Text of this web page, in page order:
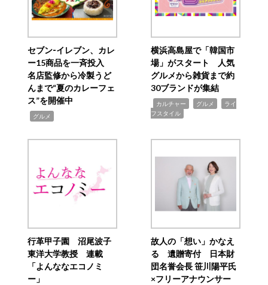
セブン‐イレブン、カレ
ー15商品を一斉投入
名店監修から冷製うど
んまで“夏のカレーフェ
ス”を開催中
グルメ
横浜高島屋で「韓国市
場」がスタート 人気
グルメから雑貨まで約
30ブランドが集結
カルチャー グルメ
ライ
フスタイル
行革甲子園 沼尾波子
東洋大学教授 連載
「よんななエコノミ
ー」
故人の「想い」かなえ
る 遺贈寄付 日本財
団名誉会長 笹川陽平氏
×フリーアナウンサー